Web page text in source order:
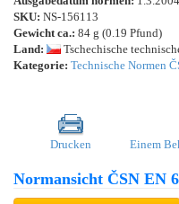
SKU: NS-156113
Gewicht ca.: 84 g (0.19 Pfund)
Land:
Tschechische
Kategorie: Technische Normen
Drucken Einem
Normansicht ČSN EN